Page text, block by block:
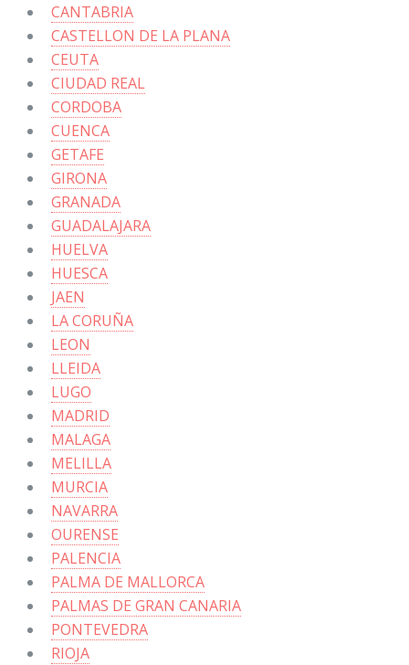
CANTABRIA
CASTELLON DE LA PLANA
CEUTA
CIUDAD REAL
CORDOBA
CUENCA
GETAFE
GIRONA
GRANADA
GUADALAJARA
HUELVA
HUESCA
JAEN
LA CORUÑA
LEON
LLEIDA
LUGO
MADRID
MALAGA
MELILLA
MURCIA
NAVARRA
OURENSE
PALENCIA
PALMA DE MALLORCA
PALMAS DE GRAN CANARIA
PONTEVEDRA
RIOJA